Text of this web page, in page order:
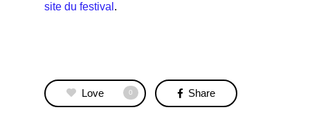
site du festival .
Love 0 Share